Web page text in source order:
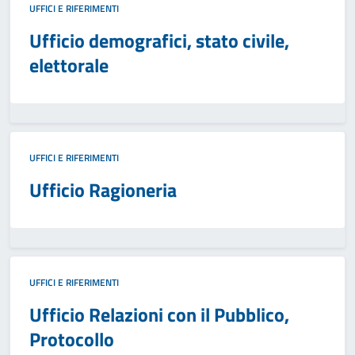
UFFICI E RIFERIMENTI
Ufficio demografici, stato civile,
elettorale
UFFICI E RIFERIMENTI
Ufficio Ragioneria
UFFICI E RIFERIMENTI
Ufficio Relazioni con il Pubblico,
Protocollo